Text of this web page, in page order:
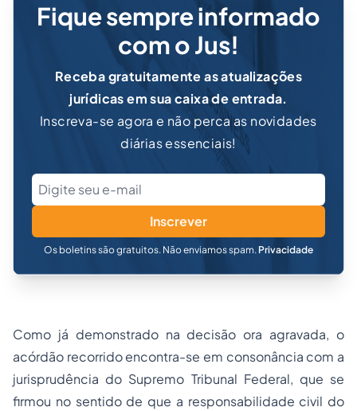
Fique sempre informado
com o Jus!
Receba gratuitamente as atualizações
jurídicas em sua caixa de entrada.
Inscreva-se agora e não perca as novidades
diárias essenciais!
Inscrever
Os boletins são gratuitos. Não enviamos spam. Privacidade
Como já demonstrado na decisão ora agravada, o
acórdão recorrido encontra-se em consonância com a
jurisprudência do Supremo Tribunal Federal, que se
firmou no sentido de que a responsabilidade civil do